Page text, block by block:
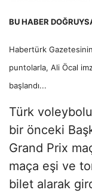
BU HABER
Habertürk
puntolarla, Ali Öcal
başlandı...
Türk
bir önceki
Grand Prix
maça eşi ve
bilet alarak